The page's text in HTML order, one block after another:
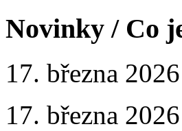
Novinky/ Co
17. března 2026
17. března 2026